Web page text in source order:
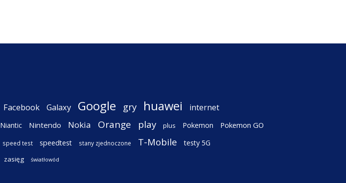
Facebook Galaxy Google gry huawei internet
Niantic Nintendo Nokia Orange play plus Pokemon Pokemon GO
speed test speedtest stany zjednoczone T-Mobile testy 5G
zasięg światłowód